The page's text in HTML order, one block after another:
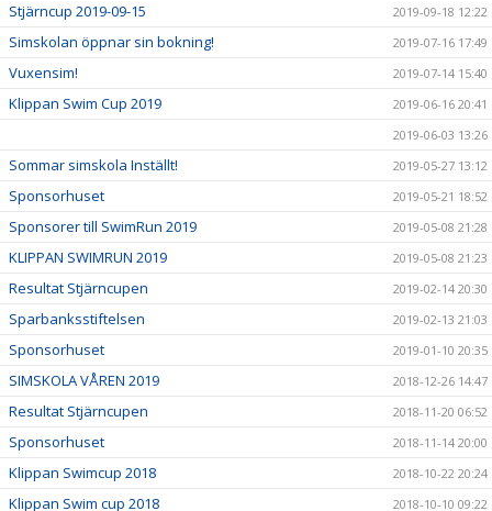
Stjärncup 2019-09-15 2019-09-18 12:22
Simskolan öppnar sin bokning! 2019-07-16 17:49
Vuxensim! 2019-07-14 15:40
Klippan Swim Cup 2019
2019-06-16 20:41
2019-06-03 13:26
Sommar simskola Inställt! 2019-05-27 13:12
Sponsorhuset 2019-05-21 18:52
Sponsorer till SwimRun 2019 2019-05-08 21:28
KLIPPAN SWIMRUN 2019 2019-05-08 21:23
Resultat Stjärncupen 2019-02-14 20:30
Sparbanksstiftelsen 2019-02-13 21:03
Sponsorhuset 2019-01-10 20:35
SIMSKOLA VÅREN 2019 2018-12-26 14:47
Resultat Stjärncupen 2018-11-20 06:52
Sponsorhuset 2018-11-14 20:00
Klippan Swimcup 2018 2018-10-22 20:24
Klippan Swim cup 2018 2018-10-10 09:22